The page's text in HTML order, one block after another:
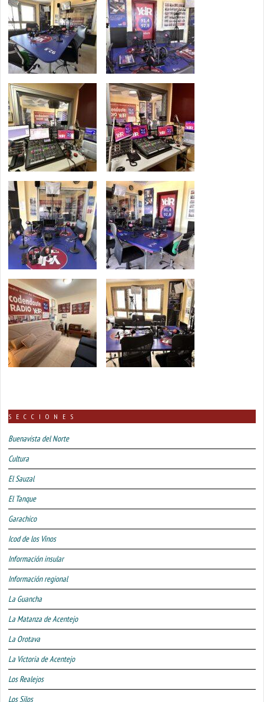
SECCIONES
Buenavista del Norte
Cultura
El Sauzal
El Tanque
Garachico
Icod de los Vinos
Información insular
Información regional
La Guancha
La Matanza de Acentejo
La Orotava
La Victoria de Acentejo
Los Realejos
Los Silos